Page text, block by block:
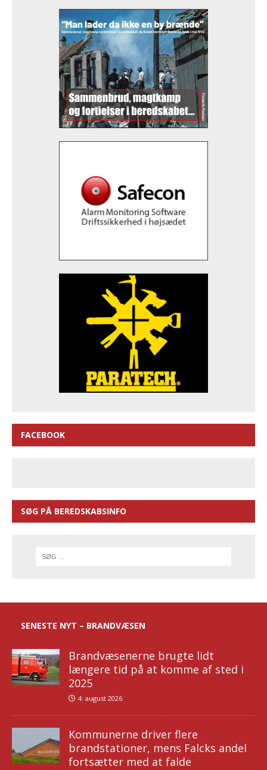
FACEBOOK
SØG PÅ BEREDSKABSINFO
SENESTE NYT – BRANDVÆSEN
Brandvæsenerne brugte lidt
længere tid på at komme af sted i
2025
4. august 2026
Kommunerne driver flere
brandstationer, mens Falcks andel
fortsætter med at falde